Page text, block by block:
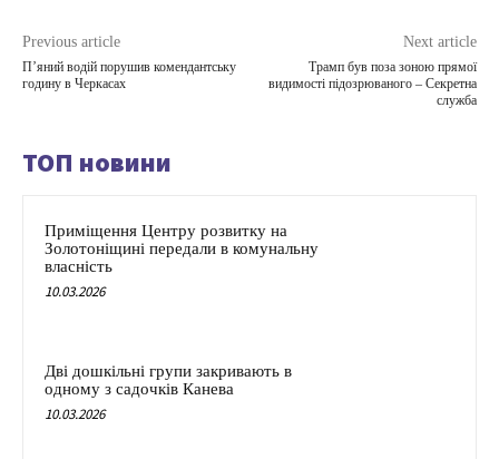
Previous article
Пʼяний водій порушив комендантську
годину в Черкасах
Next article
Трамп був поза зоною прямої
видимості підозрюваного – Секретна
служба
ТОП новини
Приміщення Центру розвитку на
Золотоніщині передали в комунальну
власність
10.03.2026
Дві дошкільні групи закривають в
одному з садочків Канева
10.03.2026